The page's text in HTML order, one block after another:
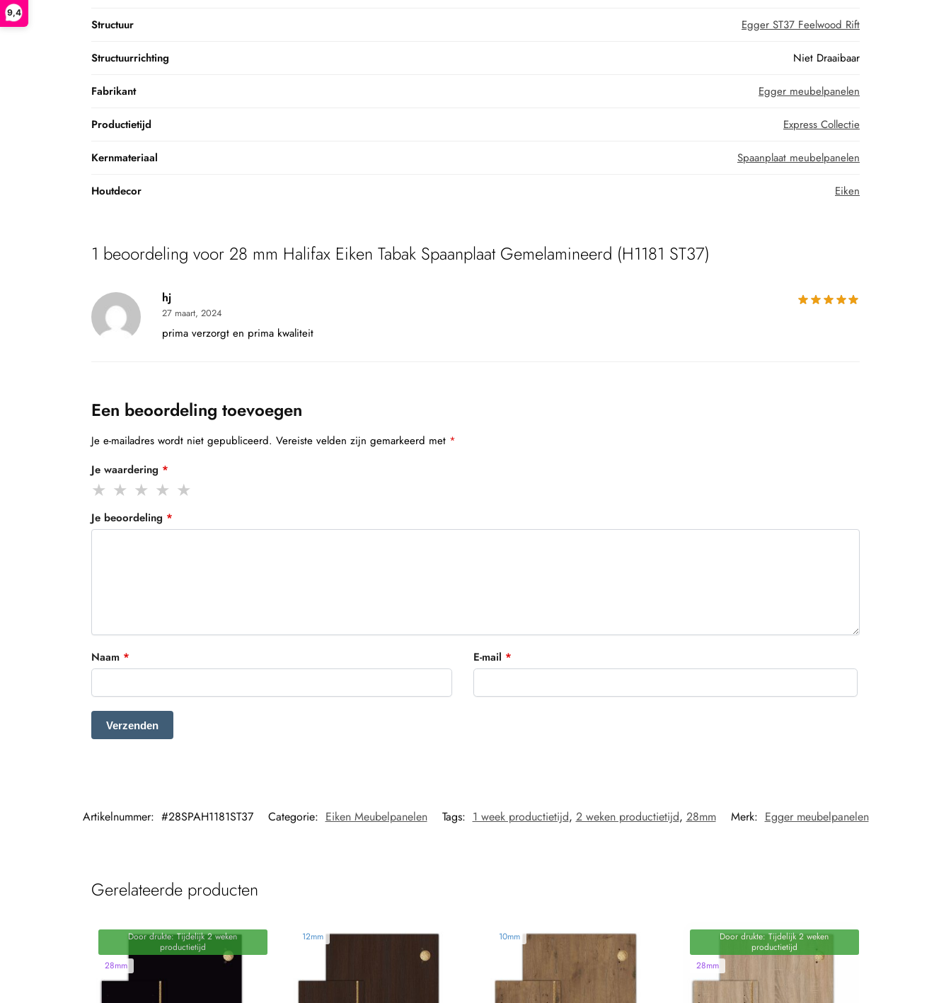
9,4
Structuur Egger ST37 Feelwood Rift
Structuurrichting Niet Draaibaar
Fabrikant Egger meubelpanelen
Productietijd Express Collectie
Kernmateriaal Spaanplaat meubelpanelen
Houtdecor Eiken
1 beoordeling voor 28 mm Halifax Eiken Tabak Spaanplaat Gemelamineerd (H1181 ST37)
hj
27 maart, 2024
prima verzorgt en prima kwaliteit
Een beoordeling toevoegen
Je e-mailadres wordt niet gepubliceerd. Vereiste velden zijn gemarkeerd met *
Je waardering *
Je beoordeling *
Naam * E-mail *
Artikelnummer: #28SPAH1181ST37 Categorie: Eiken Meubelpanelen Tags: 1 week productietijd, 2 weken productietijd, 28mm Merk: Egger meubelpanelen
Gerelateerde producten
Door drukte: Tijdelijk 2 weken
productietijd
28mm
12mm 10mm
Door drukte: Tijdelijk 2 weken
productietijd
28mm